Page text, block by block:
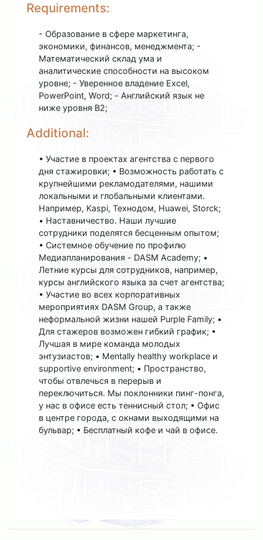
Requirements:
- Образование в сфере маркетинга,
экономики, финансов, менеджмента; -
Математический склад ума и
аналитические способности на высоком
уровне; - Уверенное владение Excel,
PowerPoint, Word; - Английский язык не
ниже уровня B2;
Additional:
• Участие в проектах агентства с первого
дня стажировки; • Возможность работать с
крупнейшими рекламодателями, нашими
локальными и глобальными клиентами.
Например, Kaspi, Технодом, Huawei, Storck;
• Наставничество. Наши лучшие
сотрудники поделятся бесценным опытом;
• Системное обучение по профилю
Медиапланирования - DASM Academy; •
Летние курсы для сотрудников, например,
курсы английского языка за счет агентства;
• Участие во всех корпоративных
мероприятиях DASM Group, а также
неформальной жизни нашей Purple Family; •
Для стажеров возможен гибкий график; •
Лучшая в мире команда молодых
энтузиастов; • Mentally healthy workplace и
supportive environment; • Пространство,
чтобы отвлечься в перерыв и
переключиться. Мы поклонники пинг-понга,
у нас в офисе есть теннисный стол; • Офис
в центре города, с окнами выходящими на
бульвар; • Бесплатный кофе и чай в офисе.